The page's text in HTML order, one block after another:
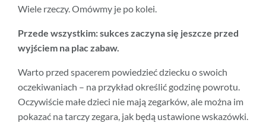
Wiele rzeczy. Omówmy je po kolei.
Przede wszystkim: sukces zaczyna się jeszcze przed
wyjściem na plac zabaw.
Warto przed spacerem powiedzieć dziecku o swoich
oczekiwaniach – na przykład określić godzinę powrotu.
Oczywiście małe dzieci nie mają zegarków, ale można im
pokazać na tarczy zegara, jak będą ustawione wskazówki.